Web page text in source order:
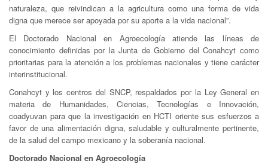
naturaleza, que reivindican a la agricultura como una forma de vida
digna que merece ser apoyada por su aporte a la vida nacional”.
El Doctorado Nacional en Agroecología atiende las líneas de
conocimiento definidas por la Junta de Gobierno del Conahcyt como
prioritarias para la atención a los problemas nacionales y tiene carácter
interinstitucional.
Conahcyt y los centros del SNCP, respaldados por la Ley General en
materia de Humanidades, Ciencias, Tecnologías e Innovación,
coadyuvan para que la investigación en HCTI oriente sus esfuerzos a
favor de una alimentación digna, saludable y culturalmente pertinente,
de la salud del campo mexicano y la soberanía nacional.
Doctorado Nacional en Agroecología